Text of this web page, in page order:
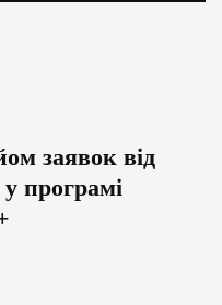
заявок від
програмі